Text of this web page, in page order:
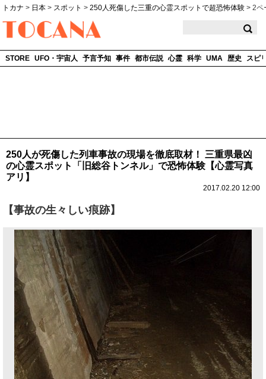
トカナ > 日本 > スポット > 250人死傷した三重の心霊スポットで超恐怖体験 > 2ペ
STORE UFO・宇宙人 予言予知 事件 都市伝説 心霊 科学 UMA 歴史 スピ
250人が死傷した列車事故の現場を徹底取材！ 三重県最凶
の心霊スポット「旧総谷トンネル」で恐怖体験【心霊写真
アリ】
2017.02.20 12:00
【事故の生々しい痕跡】